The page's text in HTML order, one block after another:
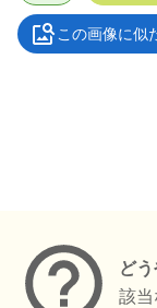
この画像に似
ど
該当